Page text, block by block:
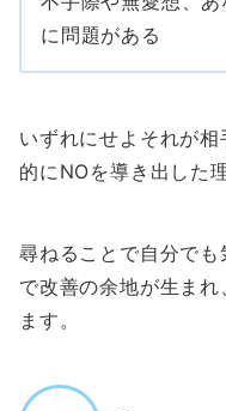
に問題がある
いずれにせよそれが
的にNOを導き出した
尋ねることで自分で
で改善の余地が生ま
ます。